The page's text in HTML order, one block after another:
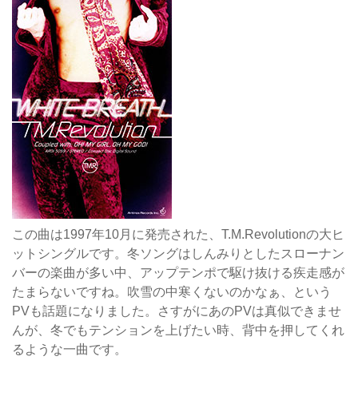
この曲は1997年10月に発売された、T.M.Revolutionの大ヒ
ットシングルです。冬ソングはしんみりとしたスローナン
バーの楽曲が多い中、アップテンポで駆け抜ける疾走感が
たまらないですね。吹雪の中寒くないのかなぁ、という
PVも話題になりました。さすがにあのPVは真似できませ
んが、冬でもテンションを上げたい時、背中を押してくれ
るような一曲です。